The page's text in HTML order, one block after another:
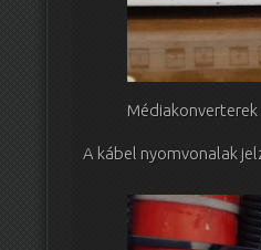
A kábel nyomvonalak